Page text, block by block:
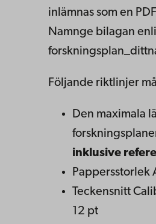
inlämnas som en
Namnge bilagan
Följande riktlinjer
Den maximala
inklusive
Pappersstorlek
Teckensnitt
12 pt